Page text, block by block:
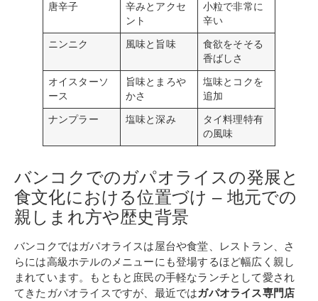
唐辛子
辛みとアクセ
ント
小粒で非常に
辛い
ニンニク 風味と旨味
食欲をそそる
香ばしさ
オイスターソ
ース
旨味とまろや
かさ
塩味とコクを
追加
ナンプラー 塩味と深み
タイ料理特有
の風味
バンコクでのガパオライスの発展と
食文化における位置づけ – 地元での
親しまれ方や歴史背景
バンコクではガパオライスは屋台や食堂、レストラン、さ
らには高級ホテルのメニューにも登場するほど幅広く親し
まれています。もともと庶民の手軽なランチとして愛され
てきたガパオライスですが、最近ではガパオライス専門店